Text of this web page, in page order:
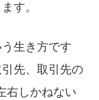
す。
生き方です
先、取引先の
右しかねない